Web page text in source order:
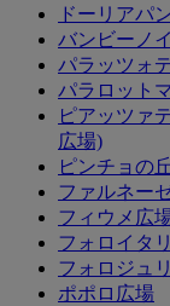
ドーリアパ
バンビーノ
パラッツォ
パラロット
ピアッツァ
広場)
ピンチョの丘
ファルネー
フィウメ広
フォロイタ
フォロジュ
ポポロ広場